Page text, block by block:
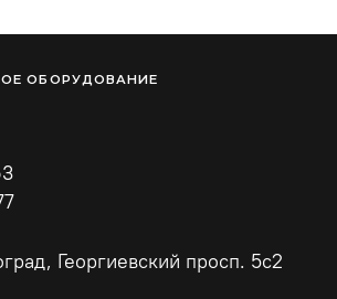
ОБОРУДОВАНИЕ
Георгиевский просп. 5с2